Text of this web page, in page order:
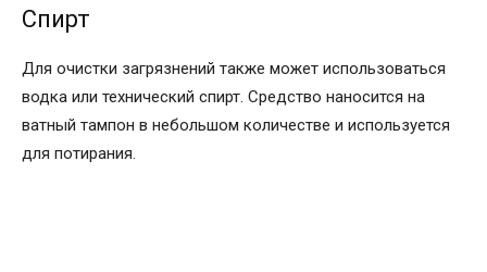
Спирт
Для очистки загрязнений также может использоваться
водка или технический спирт. Средство наносится на
ватный тампон в небольшом количестве и используется
для потирания.